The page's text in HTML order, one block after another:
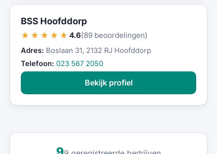
BSS Hoofddorp
★★★★★ 4.6(89 beoordelingen)
Adres: Boslaan 31, 2132 RJ Hoofddorp
Telefoon: 023 567 2050
Bekijk profiel